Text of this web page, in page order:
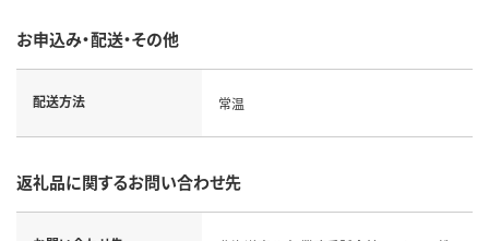
お申込み・配送・その他
配送方法 常温
返礼品に関するお問い合わせ先